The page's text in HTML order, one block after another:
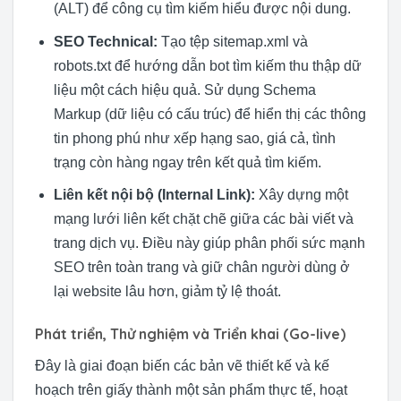
(ALT) để công cụ tìm kiếm hiểu được nội dung.
SEO Technical: Tạo tệp sitemap.xml và
robots.txt để hướng dẫn bot tìm kiếm thu thập dữ
liệu một cách hiệu quả. Sử dụng Schema
Markup (dữ liệu có cấu trúc) để hiển thị các thông
tin phong phú như xếp hạng sao, giá cả, tình
trạng còn hàng ngay trên kết quả tìm kiếm.
Liên kết nội bộ (Internal Link): Xây dựng một
mạng lưới liên kết chặt chẽ giữa các bài viết và
trang dịch vụ. Điều này giúp phân phối sức mạnh
SEO trên toàn trang và giữ chân người dùng ở
lại website lâu hơn, giảm tỷ lệ thoát.
Phát triển, Thử nghiệm và Triển khai (Go-live)
Đây là giai đoạn biến các bản vẽ thiết kế và kế
hoạch trên giấy thành một sản phẩm thực tế, hoạt